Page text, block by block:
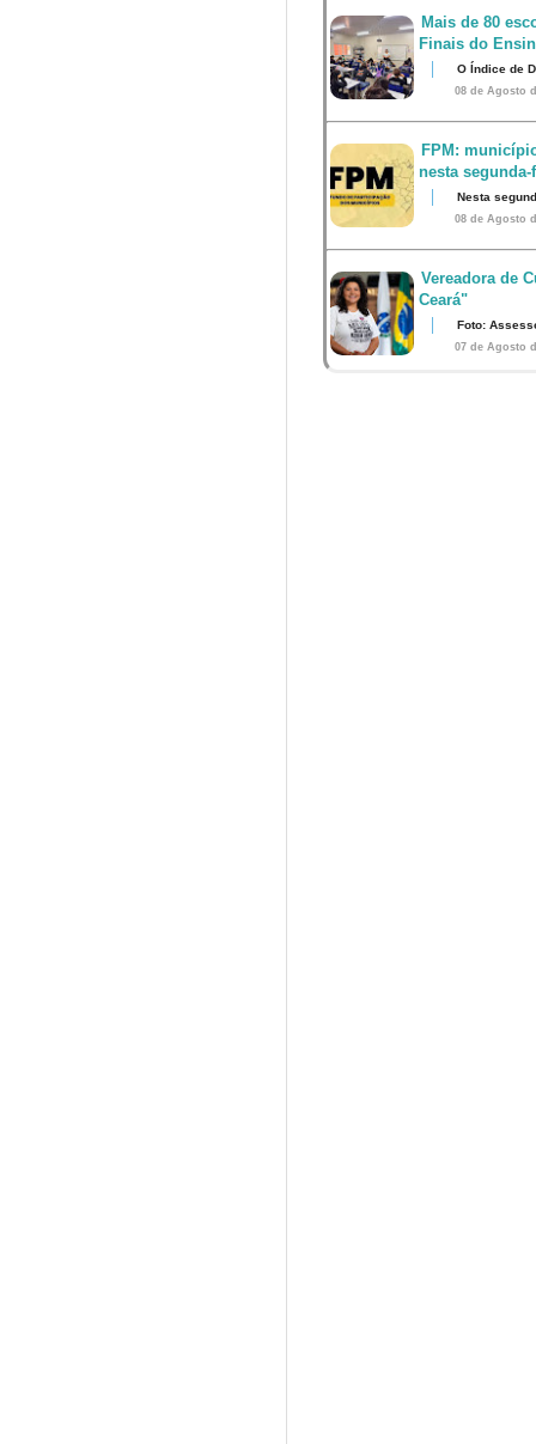
Mais de 80
Finais do
O Índice de
08 de Agosto
FPM:
nesta segunda-
Nesta
08 de Agosto
Vereadora de
Ceará"
Foto:
07 de Agosto